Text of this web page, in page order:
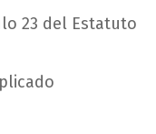
23 del Estatuto